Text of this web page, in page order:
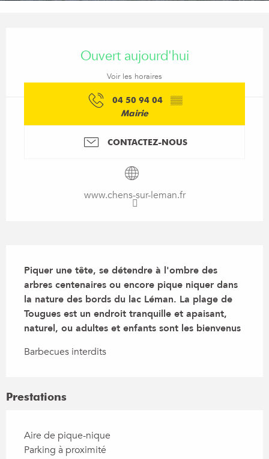
Ouvert aujourd'hui
Voir les horaires
04 50 94 04 ▒▒
Mairie
CONTACTEZ-NOUS
www.chens-sur-leman.fr
Piquer une tête, se détendre à l'ombre des
arbres centenaires ou encore pique niquer dans
la nature des bords du lac Léman. La plage de
Tougues est un endroit tranquille et apaisant,
naturel, ou adultes et enfants sont les bienvenus
Barbecues interdits
Prestations
Aire de pique-nique
Parking à proximité